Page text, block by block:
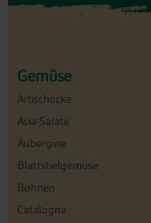
Gemüse
Artischocke
Asia-Salate
Aubergine
Blattstielgemüse
Bohnen
Catalogna